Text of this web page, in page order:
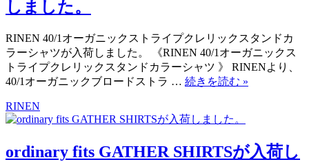
しました。
RINEN 40/1オーガニックストライプクレリックスタンドカ
ラーシャツが入荷しました。 《RINEN 40/1オーガニックス
トライプクレリックスタンドカラーシャツ 》 RINENより、
40/1オーガニックブロードストラ … 続きを読む »
RINEN
ordinary fits GATHER SHIRTSが入荷し